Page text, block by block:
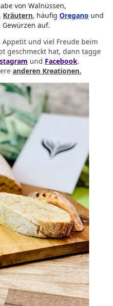
von Walnüssen,
, Kräutern, häufig Oregano und
auf.
und viel Freude beim
geschmeckt hat, dann tagge
und Facebook.
anderen Kreationen.